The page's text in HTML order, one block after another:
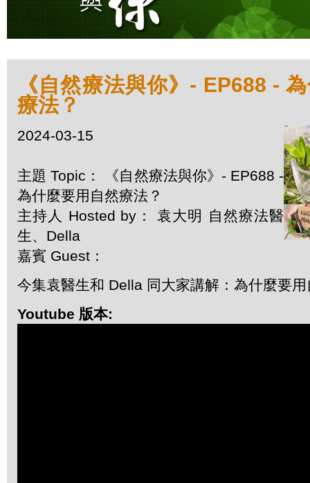
《自然療法與你》- EP688 -
療法？
2024-03-15
主題 Topic： 《自然療法與你》- EP688 -
為什麼要用自然療法？
主持人 Hosted by： 袁大明 自然療法醫
生、Della
嘉賓 Guest：
今集袁醫生和 Della 同大家講解：為什麼要
Youtube 版本: